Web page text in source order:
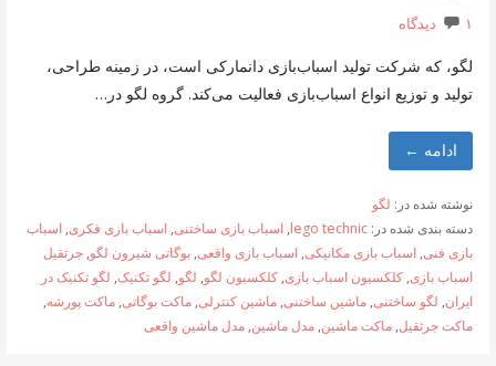
۱ دیدگاه
لگو، که شرکت تولید اسباب‌بازی دانمارکی است، در زمینه طراحی،
تولید و توزیع انواع اسباب‌بازی فعالیت می‌کند. گروه لگو در…
ادامه ←
نوشته شده در: لگو
دسته بندی شده در: lego technic
, اسباب بازی ساختنی, اسباب بازی فکری, اسباب
بازی فنی, اسباب بازی مکانیکی, اسباب بازی واقعی, بوگاتی شیرون لگو, جرثقیل
اسباب بازی, کلکسیون اسباب بازی, کلکسیون لگو, لگو, لگو تکنیک, لگو تکنیک در
ایران, لگو ساختنی, ماشین ساختنی, ماشین کنترلی, ماکت بوگاتی, ماکت پورشه,
ماکت جرثقیل, ماکت ماشین, مدل ماشین, مدل ماشین واقعی